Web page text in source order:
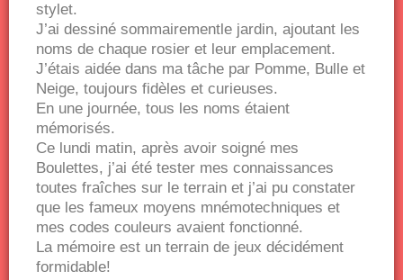
stylet.
J’ai dessiné sommairementle jardin, ajoutant les
noms de chaque rosier et leur emplacement.
J’étais aidée dans ma tâche par Pomme, Bulle et
Neige, toujours fidèles et curieuses.
En une journée, tous les noms étaient
mémorisés.
Ce lundi matin, après avoir soigné mes
Boulettes, j’ai été tester mes connaissances
toutes fraîches sur le terrain et j’ai pu constater
que les fameux moyens mnémotechniques et
mes codes couleurs avaient fonctionné.
La mémoire est un terrain de jeux décidément
formidable!